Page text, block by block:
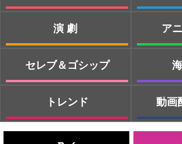
演劇
セレブ＆ゴシップ
トレンド
ア
動画